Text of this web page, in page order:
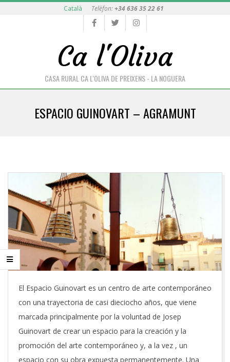
Català Telèfon:+34 636 35 22 61
Ca l'Oliva
CASA RURAL CA L'OLIVA DE PREIXENS - LA NOGUERA
NavigationESPACIO GUINOVART – AGRAMUNT
El Espacio Guinovart es un centro de arte contemporáneo
con una trayectoria de casi dieciocho años, que viene
marcada principalmente por la voluntad de Josep
Guinovart de crear un espacio para la creación y la
promoción del arte contemporáneo y, a la vez , un
espacio con su obra expuesta permanentemente. Una